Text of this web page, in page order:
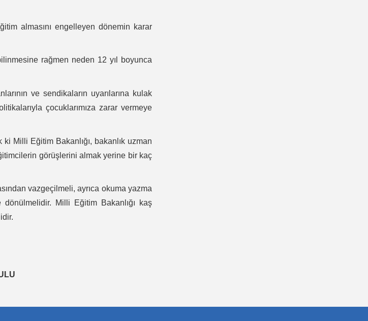
almasını engelleyen dönemin karar
rağmen neden 12 yıl boyunca
ve sendikaların uyarılarına kulak
çocuklarımıza zarar vermeye
Milli Eğitim Bakanlığı, bakanlık uzman
görüşlerini almak yerine bir kaç
vazgeçilmeli, ayrıca okuma yazma
Milli Eğitim Bakanlığı kaş